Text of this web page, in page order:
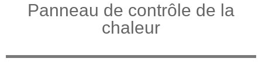
Panneau de contrôle de la
chaleur